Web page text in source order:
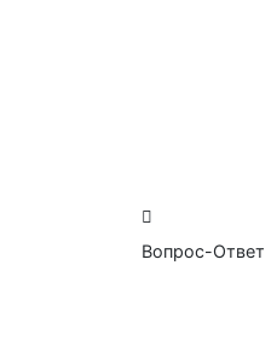
Вопрос-Ответ